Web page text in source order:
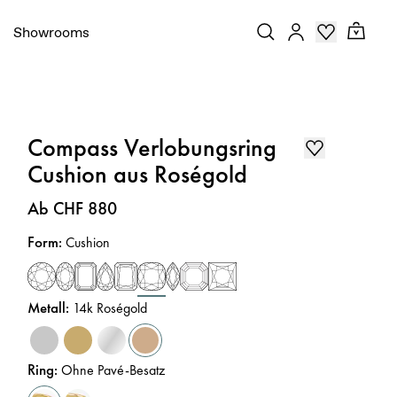
Showrooms
Compass Verlobungsring
Cushion aus Roségold
Preis:
Ab CHF 880
Form:Cushion
Metall: 14k Roségold
Ring:Ohne Pavé-Besatz